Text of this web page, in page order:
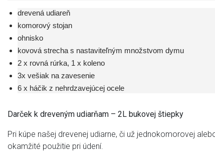
drevená udiareň
komorový stojan
ohnisko
kovová strecha s nastaviteľným množstvom dymu
2 x rovná rúrka, 1 x koleno
3x vešiak na zavesenie
6 x háčik z nehrdzavejúcej ocele
Darček k dreveným udiarňam – 2L bukovej štiepky
Pri kúpe našej drevenej udiarne, či už jednokomorovej
okamžité použitie pri údení.